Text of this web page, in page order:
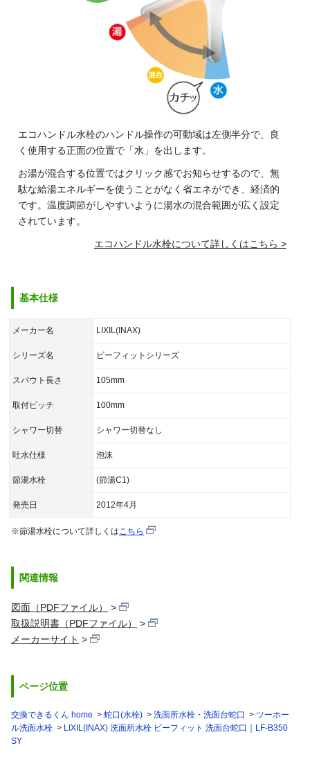
エコハンドル水栓のハンドル操作の可動域は左側半分で、良
く使用する正面の位置で「水」を出します。
お湯が混合する位置ではクリック感でお知らせするので、無
駄な給湯エネルギーを使うことがなく省エネができ、経済的
です。温度調節がしやすいように湯水の混合範囲が広く設定
されています。
エコハンドル水栓について詳しくはこちら >
基本仕様
メーカー名 LIXIL(INAX)
シリーズ名 ビーフィットシリーズ
スパウト長さ 105mm
取付ピッチ 100mm
シャワー切替 シャワー切替なし
吐水仕様 泡沫
節湯水栓 (節湯C1)
発売日 2012年4月
※節湯水栓について詳しくは こちら
関連情報
図面（PDFファイル）
取扱説明書（PDFファイル）
メーカーサイト
ページ位置
交換できるくん home 蛇口(水栓) 洗面所水栓・洗面台蛇口
ツーホー
ル洗面水栓
LIXIL(INAX) 洗面所水栓 ビーフィット 洗面台蛇口｜LF-B350
SY